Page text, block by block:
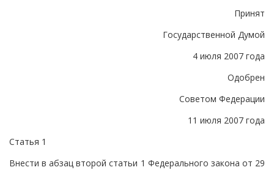
Принят
Государственной Думой
4 июля 2007 года
Одобрен
Советом Федерации
11 июля 2007 года
Статья 1
Внести в абзац второй статьи 1 Федерального закона от 29